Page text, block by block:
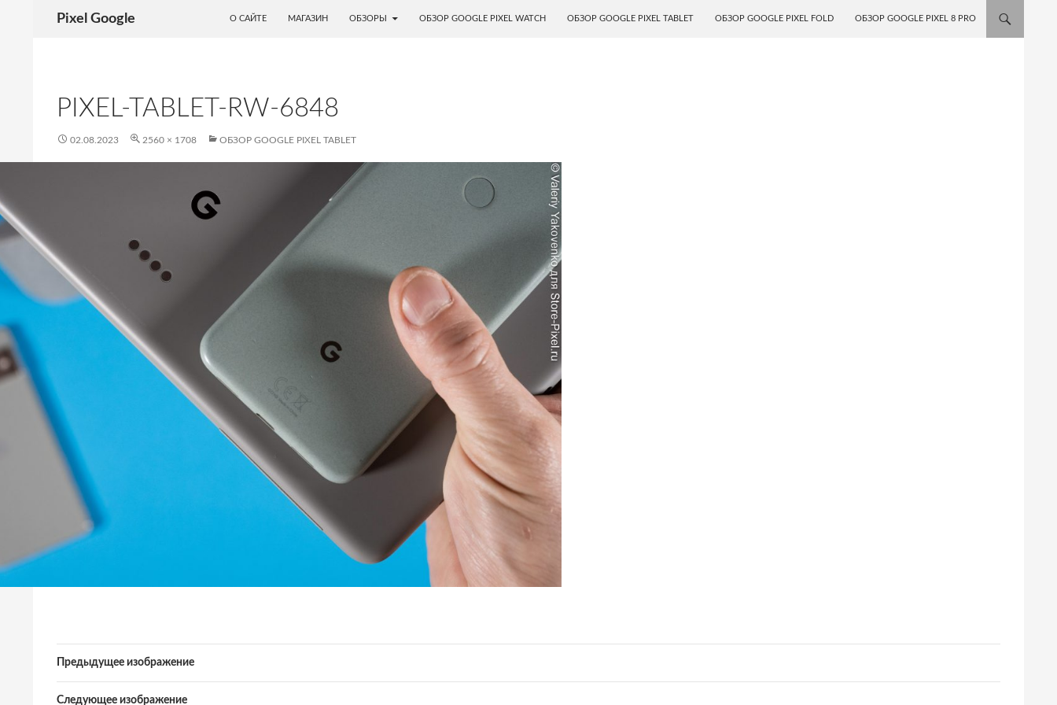
Pixel Google
О САЙТЕ
МАГАЗИН ОБЗОРЫ ОБЗОР GOOGLE PIXEL WATCH ОБЗОР GOOGLE PIXEL TABLET ОБЗОР GOOGLE PIXEL FOLD ОБЗОР GOOGLE PIXEL 8 PRO
PIXEL-TABLET-RW-6848
02.08.2023 2560 × 1708 ОБЗОР GOOGLE PIXEL TABLET
Предыдущее изображение
Следующее изображение